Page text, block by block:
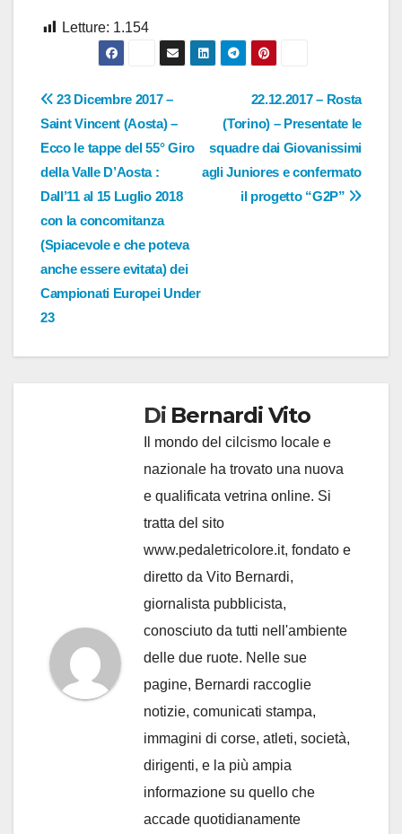
Letture: 1.154
Navigazione
articoli
22.12.2017 – Rosta
(Torino) – Presentate le
squadre dai Giovanissimi
agli Juniores e confermato
il progetto “G2P”
23 Dicembre 2017 –
Saint Vincent (Aosta) –
Ecco le tappe del 55° Giro
della Valle D’Aosta :
Dall’11 al 15 Luglio 2018
con la concomitanza
(Spiacevole e che poteva
anche essere evitata) dei
Campionati Europei Under
23
Di Bernardi Vito
Il mondo del cilcismo locale e
nazionale ha trovato una nuova
e qualificata vetrina online. Si
tratta del sito
www.pedaletricolore.it, fondato e
diretto da Vito Bernardi,
giornalista pubblicista,
conosciuto da tutti nell'ambiente
delle due ruote. Nelle sue
pagine, Bernardi raccoglie
notizie, comunicati stampa,
immagini di corse, atleti, società,
dirigenti, e la più ampia
informazione su quello che
accade quotidianamente